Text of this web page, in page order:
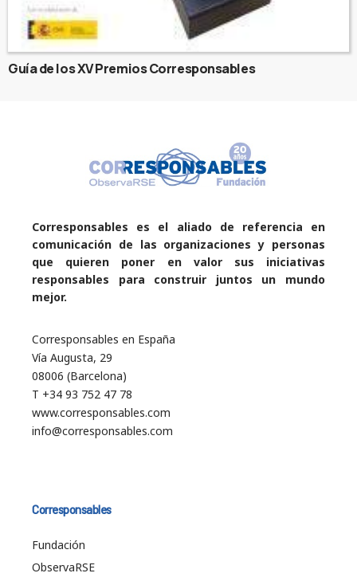
Guía de los XV Premios Corresponsables
Corresponsables es el aliado de referencia en
comunicación de las organizaciones y personas
que quieren poner en valor sus iniciativas
responsables para construir juntos un mundo
mejor.
Corresponsables en España
Vía Augusta, 29
08006 (Barcelona)
T +34 93 752 47 78
www.corresponsables.com
info@corresponsables.com
Corresponsables
Fundación
ObservaRSE